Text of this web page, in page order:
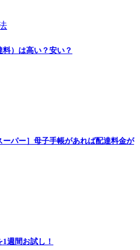
）は高い？安い？
ーパー］母子手帳があれば配達料金が
1週間お試し！